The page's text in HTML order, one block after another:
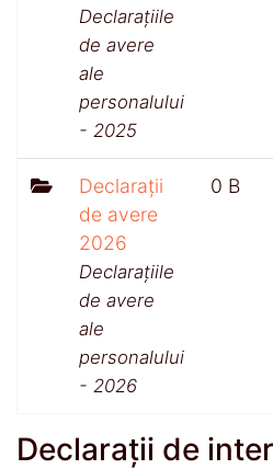
Declarațiile
de avere
ale
personalului
- 2025
Declarații
de avere
2026
Declarațiile
de avere
ale
personalului
- 2026
0 B
Declarații de